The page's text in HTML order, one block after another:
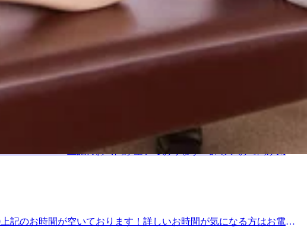
いております！詳しいお時間が気になる方はお電話ください
間】10：00～20：00(最終受付19：30)【定休日】年中無休【アクセ
記のお時間が空いております！詳しいお時間が気になる方はお電話
営業時間】10：00～20：00(最終受付19：30)【定休日】年中無休
20～17：50上記のお時間が空いております！詳しいお時間が気に
ります♪
記のお時間が空いております！詳しいお時間が気になる方はお電話